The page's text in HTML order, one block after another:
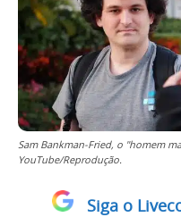
Sam Bankman-Fried, o "homem
YouTube/Reprodução.
Siga o